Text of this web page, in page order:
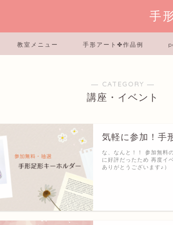
手
教室メニュー 手形アート✤作品例
― CATEGORY ―
講座・イベント
気軽に参加！手
な、なんと！！ 参加無料
に好評だったため 再度イ
ありがとうございます♪）